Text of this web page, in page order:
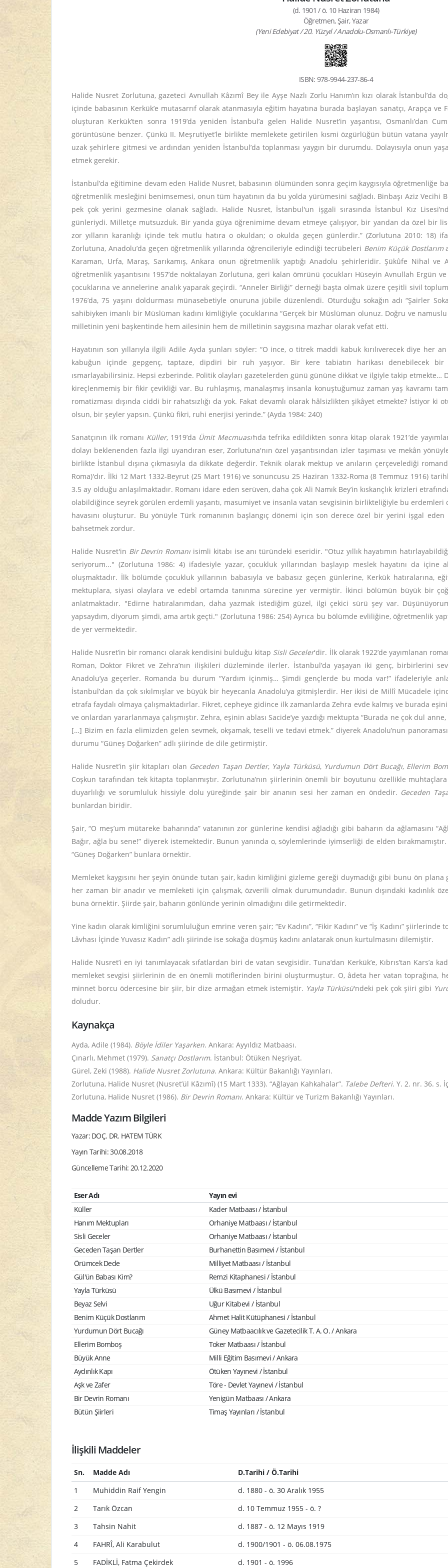
(d. 1901 / ö. 10 Haziran 1984)
Öğretmen, Şair, Yazar
(Yeni Edebiyat / 20. Yüzyıl / Anadolu-Osmanlı-Türkiye)
ISBN: 978-9944-237-86-4
Halide Nusret Zorlutuna, gazeteci Avnullah Kâzımî Bey ile Ayşe Nazlı Zorlu Hanım’ın kızı olarak İstanbul’da
içinde babasının Kerkük’e mutasarrıf olarak atanmasıyla eğitim hayatına burada başlayan sanatçı, Arapça ve
oluşturan Kerkük’ten sonra 1919’da yeniden İstanbul’a gelen Halide Nusret’in yaşantısı, Osmanlı’dan
görüntüsüne benzer. Çünkü II. Meşrutiyet’le birlikte memlekete getirilen kısmi özgürlüğün bütün vatana
uzak şehirlere gitmesi ve ardından yeniden İstanbul’da toplanması yaygın bir durumdu. Dolayısıyla onun
etmek gerekir.
İstanbul’da eğitimine devam eden Halide Nusret, babasının ölümünden sonra geçim kaygısıyla öğretmenliğe
öğretmenlik mesleğini benimsemesi, onun tüm hayatının da bu yolda yürümesini sağladı. Binbaşı Aziz Vecihi
pek çok yerini gezmesine olanak sağladı. Halide Nusret, İstanbul'un işgali sırasında İstanbul Kız
günleriydi. Milletçe mutsuzduk. Bir yanda güya öğrenimime devam etmeye çalışıyor, bir yandan da özel bir
zor yılların karanlığı içinde tek mutlu hatıra o okuldan; o okulda geçen günlerdir.” (Zorlutuna 2010: 18)
Zorlutuna, Anadolu’da geçen öğretmenlik yıllarında öğrencileriyle edindiği tecrübeleri Benim Küçük Dostlarım
Karaman, Urfa, Maraş, Sarıkamış, Ankara onun öğretmenlik yaptığı Anadolu şehirleridir. Şükûfe Nihal ve
öğretmenlik yaşantısını 1957’de noktalayan Zorlutuna, geri kalan ömrünü çocukları Hüseyin Avnullah Ergün
çocuklarına ve annelerine analık yaparak geçirdi. “Anneler Birliği” derneği başta olmak üzere çeşitli sivil
1976’da, 75 yaşını doldurması münasebetiyle onuruna jübile düzenlendi. Oturduğu sokağın adı “Şairler
sahibiyken imanlı bir Müslüman kadını kimliğiyle çocuklarına “Gerçek bir Müslüman olunuz. Doğru ve
milletinin yeni başkentinde hem ailesinin hem de milletinin saygısına mazhar olarak vefat etti.
Hayatının son yıllarıyla ilgili Adile Ayda şunları söyler: “O ince, o titrek maddi kabuk kırılıverecek diye her
kabuğun içinde gepgenç, taptaze, dipdiri bir ruh yaşıyor. Bir kere tabiatın harikası denebilecek
ısmarlayabilirsiniz. Hepsi ezberinde. Politik olayları gazetelerden günü gününe dikkat ve ilgiyle takip etmekte…
kireçlenmemiş bir fikir çevikliği var. Bu ruhlaşmış, manalaşmış insanla konuştuğumuz zaman yaş kavramı
romatizması dışında ciddi bir rahatsızlığı da yok. Fakat devamlı olarak hâlsizlikten şikâyet etmekte? İstiyor ki
olsun, bir şeyler yapsın. Çünkü fikri, ruhi enerjisi yerinde.” (Ayda 1984: 240)
Sanatçının ilk romanı Küller, 1919’da Ümit Mecmuası’nda tefrika edildikten sonra kitap olarak 1921’de
dolayı beklenenden fazla ilgi uyandıran eser, Zorlutuna'nın özel yaşantısından izler taşıması ve mekân
birlikte İstanbul dışına çıkmasıyla da dikkate değerdir. Teknik olarak mektup ve anıların çerçevelediği
Roma)'dır. İlki 12 Mart 1332-Beyrut (25 Mart 1916) ve sonuncusu 25 Haziran 1332-Roma (8 Temmuz 1916)
3.5 ay olduğu anlaşılmaktadır. Romanı idare eden serüven, daha çok Ali Namık Bey’in kıskançlık krizleri
olabildiğince seyrek görülen erdemli yaşantı, masumiyet ve insanla vatan sevgisinin birlikteliğiyle bu erdemleri
havasını oluşturur. Bu yönüyle Türk romanının başlangıç dönemi için son derece özel bir yerini işgal eden
bahsetmek zordur.
Halide Nusret'in Bir Devrin Romanı isimli kitabı ise anı türündeki eseridir. "Otuz yıllık hayatımın
seriyorum..." (Zorlutuna 1986: 4) ifadesiyle yazar, çocukluk yıllarından başlayıp meslek hayatını da
oluşmaktadır. İlk bölümde çocukluk yıllarının babasıyla ve babasız geçen günlerine, Kerkük hatıralarına,
mektuplara, siyasi olaylara ve edebî ortamda tanınma sürecine yer vermiştir. İkinci bölümün büyük bir
anlatmaktadır. "Edirne hatıralarımdan, daha yazmak istediğim güzel, ilgi çekici sürü şey var.
yapsaydım, diyorum şimdi, ama artık geçti." (Zorlutuna 1986: 254) Ayrıca bu bölümde evliliğine, öğretmenlik
de yer vermektedir.
Halide Nusret’in bir romancı olarak kendisini bulduğu kitap Sisli Geceler'dir. İlk olarak 1922’de yayımlanan
Roman, Doktor Fikret ve Zehra’nın ilişkileri düzleminde ilerler. İstanbul’da yaşayan iki genç, birbirlerini
Anadolu’ya geçerler. Romanda bu durum “Yardım içinmiş… Şimdi gençlerde bu moda var!” ifadeleriyle
İstanbul’dan da çok sıkılmışlar ve büyük bir heyecanla Anadolu’ya gitmişlerdir. Her ikisi de Millî Mücadele
etrafa faydalı olmaya çalışmaktadırlar. Fikret, cepheye gidince ilk zamanlarda Zehra evde kalmış ve burada
ve onlardan yararlanmaya çalışmıştır. Zehra, eşinin ablası Sacide’ye yazdığı mektupta “Burada ne çok dul
[…] Bizim en fazla elimizden gelen sevmek, okşamak, teselli ve tedavi etmek.” diyerek Anadolu’nun
durumu “Güneş Doğarken” adlı şiirinde de dile getirmiştir.
Halide Nusret’in şiir kitapları olan Geceden Taşan Dertler, Yayla Türküsü, Yurdumun Dört Bucağı, Ellerim
Coşkun tarafından tek kitapta toplanmıştır. Zorlutuna’nın şiirlerinin önemli bir boyutunu özellikle
duyarlılığı ve sorumluluk hissiyle dolu yüreğinde şair bir ananın sesi her zaman en öndedir. Geceden
bunlardan biridir.
Şair, “O meş’um mütareke baharında” vatanının zor günlerine kendisi ağladığı gibi baharın da ağlamasını
Bağır, ağla bu sene!” diyerek istemektedir. Bunun yanında o, söylemlerinde iyimserliği de elden bırakmamıştır.
“Güneş Doğarken” bunlara örnektir.
Memleket kaygısını her şeyin önünde tutan şair, kadın kimliğini gizleme gereği duymadığı gibi bunu ön
her zaman bir anadır ve memleketi için çalışmak, özverili olmak durumundadır. Bunun dışındaki kadınlık
buna örnektir. Şiirde şair, baharın gönlünde yerinin olmadığını dile getirmektedir.
Yine kadın olarak kimliğini sorumluluğun emrine veren şair; “Ev Kadını”, “Fikir Kadını” ve “İş Kadını” şiirlerinde
Lâvhası İçinde Yuvasız Kadın” adlı şiirinde ise sokağa düşmüş kadını anlatarak onun kurtulmasını dilemiştir.
Halide Nusret’i en iyi tanımlayacak sıfatlardan biri de vatan sevgisidir. Tuna’dan Kerkük’e, Kıbrıs’tan Kars’a
memleket sevgisi şiirlerinin de en önemli motiflerinden birini oluşturmuştur. O, âdeta her vatan toprağına,
minnet borcu ödercesine bir şiir, bir dize armağan etmek istemiştir. Yayla Türküsü'ndeki pek çok şiiri gibi
doludur.
Kaynakça
Ayda, Adile (1984). Böyle İdiler Yaşarken. Ankara: Ayyıldız Matbaası.
Çınarlı, Mehmet (1979). Sanatçı Dostlarım. İstanbul: Ötüken Neşriyat.
Gürel, Zeki (1988). Halide Nusret Zorlutuna. Ankara: Kültür Bakanlığı Yayınları.
Zorlutuna, Halide Nusret (Nusret’ül Kâzımî) (15 Mart 1333). “Ağlayan Kahkahalar”. Talebe Defteri. Y. 2. nr. 36. s.
Zorlutuna, Halide Nusret (1986). Bir Devrin Romanı. Ankara: Kültür ve Turizm Bakanlığı Yayınları.
Madde Yazım Bilgileri
Yazar: DOÇ. DR. HATEM TÜRK
Yayın Tarihi: 30.08.2018
Güncelleme Tarihi: 20.12.2020
Eser Adı
Yayın evi
Küller
Kader Matbaası / İstanbul
Hanım Mektupları
Orhaniye Matbaası / İstanbul
Sisli Geceler
Orhaniye Matbaası / İstanbul
Geceden Taşan Dertler
Burhanettin Basımevi / İstanbul
Örümcek Dede
Milliyet Matbaası / İstanbul
Gül'ün Babası Kim?
Remzi Kitaphanesi / İstanbul
Yayla Türküsü
Ülkü Basımevi / İstanbul
Beyaz Selvi
Uğur Kitabevi / İstanbul
Benim Küçük Dostlarım
Ahmet Halit Kütüphanesi / İstanbul
Yurdumun Dört Bucağı
Güney Matbaacılık ve Gazetecilik T. A. O. / Ankara
Ellerim Bomboş
Toker Matbaası / İstanbul
Büyük Anne
Milli Eğitim Basımevi / Ankara
Aydınlık Kapı
Ötüken Yayınevi / İstanbul
Aşk ve Zafer
Töre - Devlet Yayınevi / İstanbul
Bir Devrin Romanı
Yenigün Matbaası / Ankara
Bütün Şiirleri
Timaş Yayınları / İstanbul
İlişkili Maddeler
Sn. Madde Adı
D.Tarihi / Ö.Tarihi
1
Muhiddin Raif Yengin
d. 1880 - ö. 30 Aralık 1955
2
Tarık Özcan
d. 10 Temmuz 1955 - ö. ?
3
Tahsin Nahit
d. 1887 - ö. 12 Mayıs 1919
4
FAHRÎ, Ali Karabulut
d. 1900/1901 - ö. 06.08.1975
5
FADİKLİ, Fatma Çekirdek d. 1901 - ö. 1996